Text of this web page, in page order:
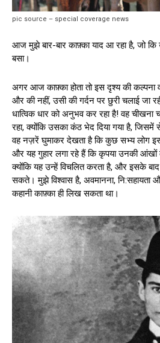
pic source – special coverage news
आज मुझे बार-बार काफ़्का याद आ रहा है, जो कि
बसा।
अगर आज काफ़्का होता तो इस दृश्य की कल्पना
और की नहीं, उसी की गर्दन पर छुरी चलाई जा
धात्विक धार को अनुभव कर रहा है! वह चीखना
रहा, क्योंकि उसका कंठ भेद दिया गया है,
वह नज़रें घुमाकर देखता है कि कुछ सभ्य लोग
और यह गुहार लगा रहे हैं कि कृपया उनकी आंखों
क्योंकि यह उन्हें विचलित करता है, और इसके
सकते। मुझे विश्वास है, अवमानना, नि:सहायता
कहानी काफ़्का ही लिख सकता था।